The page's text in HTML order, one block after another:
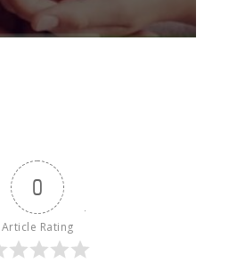
0
Article Rating